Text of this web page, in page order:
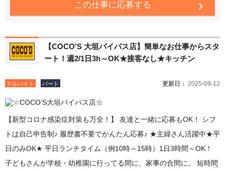
この仕事に応募する
【COCO'S 大垣バイパス店】簡単なお仕事からスタ
ート！週2/1日3h～OK★接客なし★キッチン
アルバイト パート 更新日： 2025-09-12
【新型コロナ感染症対策も万全！】 友達と一緒に応募もOK！ シフ
トは自己申告制♪ 履歴書不要でかんたん応募♪ ★主婦さん活躍中★平
日のみOK★ 平日ランチタイム（例10時～15時）1日3時間～OK！
子どもさんが学校・幼稚園に行ってる間に、家事の合間に。 短時間